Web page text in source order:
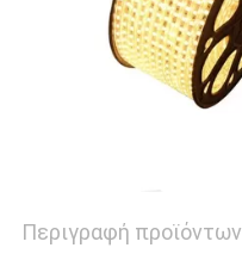
Περιγραφή προϊόντων